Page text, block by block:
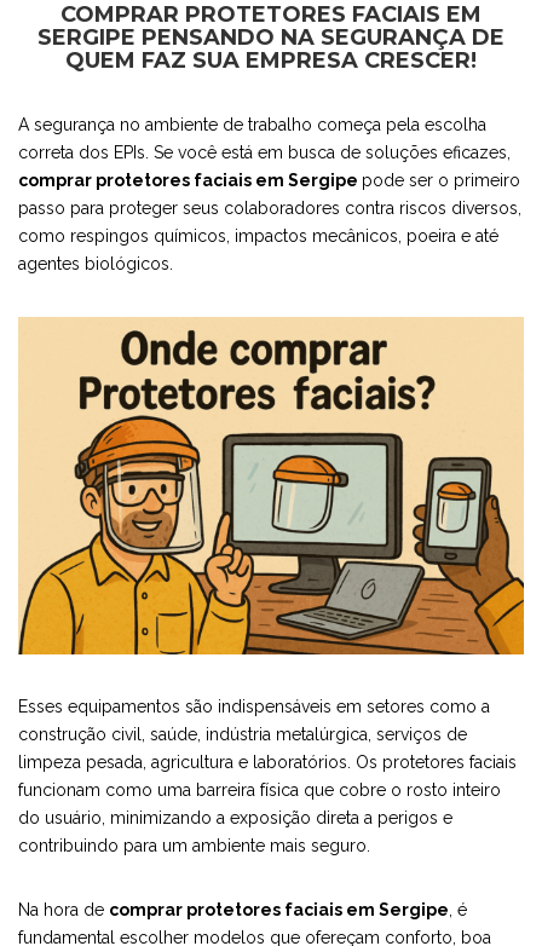
COMPRAR PROTETORES FACIAIS EM
SERGIPE PENSANDO NA SEGURANÇA DE
QUEM FAZ SUA EMPRESA CRESCER!
A segurança no ambiente de trabalho começa pela escolha
correta dos EPIs. Se você está em busca de soluções eficazes,
comprar protetores faciais em Sergipe pode ser o primeiro
passo para proteger seus colaboradores contra riscos diversos,
como respingos químicos, impactos mecânicos, poeira e até
agentes biológicos.
Esses equipamentos são indispensáveis em setores como a
construção civil, saúde, indústria metalúrgica, serviços de
limpeza pesada, agricultura e laboratórios. Os protetores faciais
funcionam como uma barreira física que cobre o rosto inteiro
do usuário, minimizando a exposição direta a perigos e
contribuindo para um ambiente mais seguro.
Na hora de comprar protetores faciais em Sergipe , é
fundamental escolher modelos que ofereçam conforto, boa